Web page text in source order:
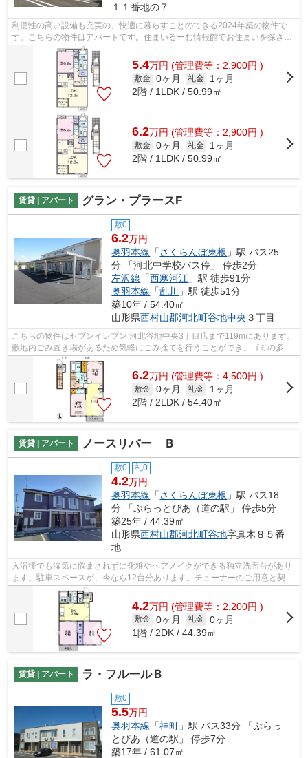
１１番地の７
利便性の高い設備も充実の、快適に暮らすことのできる2024年築の物件で
す。こちらの物件はアパートです。住まいるーむ情報館でお住まいを探され
るなら、西村山郡河北町エリアはいかが...
5.4万円 (管理費等：2,900円 )
敷金 0ヶ月 礼金
1ヶ月
2階 / 1LDK / 50.99㎡
6.2万円 (管理費等：2,900円 )
敷金 0ヶ月 礼金
1ヶ月
2階 / 1LDK / 50.99㎡
賃貸 | アパート グラン・プラースF
敷0
6.2万円
奥羽本線 「さくらんぼ東根 」駅 バス25
分 「河北中学校バス停」 停歩2分
左沢線 「西寒河江 」駅 徒歩91分
奥羽本線 「乱川 」駅 徒歩51分
築10年 / 54.40㎡
山形県西村山郡河北町谷地中央 ３丁目
こちらの物件はセブンイレブン 河北谷地中央3丁目店まで119mにあります。
敷地内ごみ置き場があるため気軽にごみ捨てを行うことができ、ゴミの多い
時も安心です。こちらの物件はアパー...
6.2万円 (管理費等：4,500円 )
敷金 0ヶ月 礼金
1ヶ月
2階 / 2LDK / 54.40㎡
賃貸 | アパート ノースリバー Ｂ
敷0 礼0
4.2万円
奥羽本線 「さくらんぼ東根 」駅 バス18
分 「ぷらっとぴあ（道の駅」 停歩5分
築25年 / 44.39㎡
山形県西村山郡河北町谷地字真木８５番
地
入浴後でも湿気に悩まされずに化粧やヘアメイクができる独立洗面台があり
ます。駐車スペースが、今なら12台分あります。チューナーのご用意と契約
のみで、BSが視聴可能です。家族の時...
4.2万円 (管理費等：2,200円 )
敷金 0ヶ月 礼金 0ヶ月
1階 / 2DK / 44.39㎡
賃貸 | アパート ラ・フルールＢ
敷0
5.5万円
奥羽本線 「神町 」駅 バス33分 「ぷらっ
とぴあ（道の駅」 停歩7分
築17年 / 61.07㎡